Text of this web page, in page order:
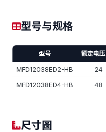
型号与规格
型号 额定电
MFD12038ED2-HB 24
MFD12038ED4-HB
48
尺寸圖